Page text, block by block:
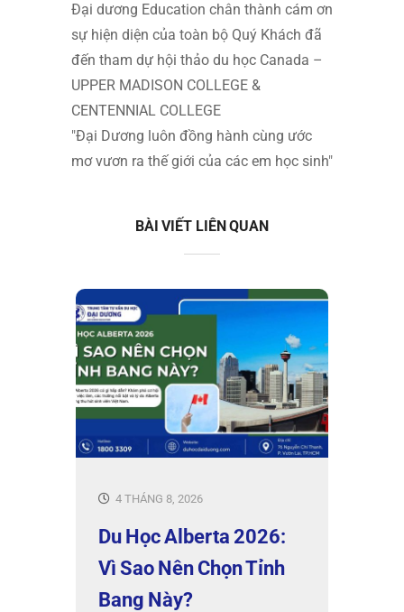
Đại dương Education chân thành cám ơn
sự hiện diện của toàn bộ Quý Khách đã
đến tham dự hội thảo du học Canada –
UPPER MADISON COLLEGE &
CENTENNIAL COLLEGE
"Đại Dương luôn đồng hành cùng ước
mơ vươn ra thế giới của các em học sinh"
BÀI VIẾT LIÊN QUAN
4 THÁNG 8, 2026
Du Học Alberta 2026:
Vì Sao Nên Chọn Tỉnh
Bang Này?